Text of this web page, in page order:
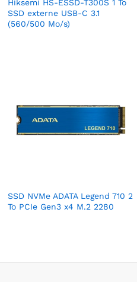
Hiksemi HS-ESSD-T300S 1 To
SSD externe USB-C 3.1
(560/500 Mo/s)
SSD NVMe ADATA Legend 710 2
To PCIe Gen3 x4 M.2 2280